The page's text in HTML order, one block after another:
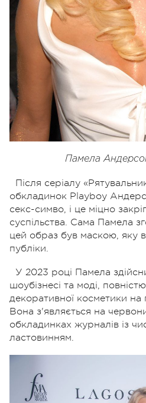
Памела
Після серіалу
обкладинок Playboy
секс-симво, і це міцно
суспільства. Сама Памела
цей образ був маскою, яку
публіки.
У 2023 році Памела
шоубізнесі та моді,
декоративної косметики на
Вона з'являється на
обкладинках журналів із
ластовинням.